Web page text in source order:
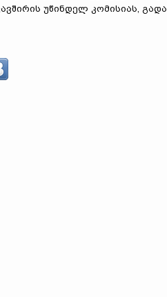
უწინდელ კომისიას,